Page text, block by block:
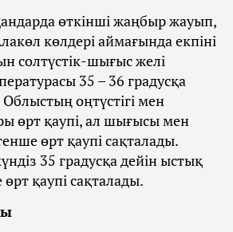
өткінші жаңбыр жауып,
көлдері аймағында екпіні
солтүстік-шығыс желі
35 – 36 градусқа
Облыстың оңтүстігі мен
өрт қаупі, ал шығысы мен
өрт қаупі сақталады.
35 градусқа дейін ыстық
қаупі сақталады.